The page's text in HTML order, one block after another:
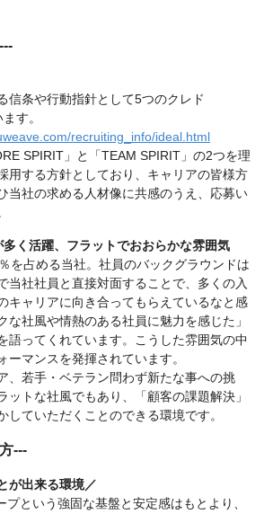
信条や行動指針として5つのクレド
す。
recruiting_info/ideal.html
SPIRIT」と「TEAM SPIRIT」の2つを理
用する方針としており、キャリアの皆様方
当社の求める人材像に共感のうえ、応募い
く活躍、フラットでおおらかな雰囲気
を占める当社。社員のバックグラウンドは
当社社員と直接対面することで、多くの入
キャリアに向き合ってもらえているなと感
な社風や情熱のある社員に魅力を感じた」
語ってくれています。こうした雰囲気の中
ーマンスを発揮されています。
、若手・ベテラン問わず新たな事への挑
ットな社風でもあり、「顧客の課題解決」
していただくことのできる環境です。
---
が出来る環境／
プという強固な基盤と安定感はもとより、